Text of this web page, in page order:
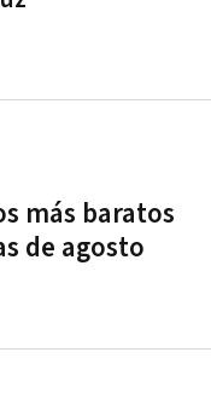
más baratos
de agosto